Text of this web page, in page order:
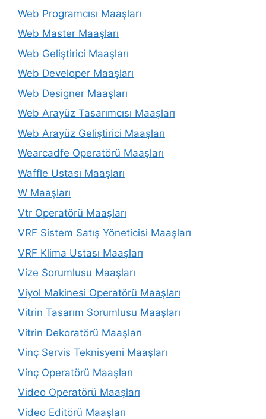
Web Programcısı Maaşları
Web Master Maaşları
Web Geliştirici Maaşları
Web Developer Maaşları
Web Designer Maaşları
Web Arayüz Tasarımcısı Maaşları
Web Arayüz Geliştirici Maaşları
Wearcadfe Operatörü Maaşları
Waffle Ustası Maaşları
W Maaşları
Vtr Operatörü Maaşları
VRF Sistem Satış Yöneticisi Maaşları
VRF Klima Ustası Maaşları
Vize Sorumlusu Maaşları
Viyol Makinesi Operatörü Maaşları
Vitrin Tasarım Sorumlusu Maaşları
Vitrin Dekoratörü Maaşları
Vinç Servis Teknisyeni Maaşları
Vinç Operatörü Maaşları
Video Operatörü Maaşları
Video Editörü Maaşları